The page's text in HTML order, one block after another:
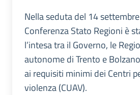
Nella seduta del 14
Conferenza Stato Regioni è
l’intesa tra il Governo, le
autonome di Trento e
ai requisiti minimi dei Centri
violenza (CUAV).